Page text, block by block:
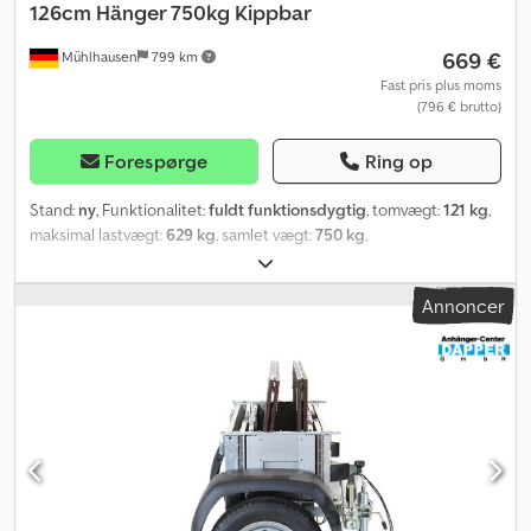
Mühlhausen 799 km
126cm Hänger 750kg Kippbar
669 €
Fast pris plus moms
(796 € brutto)
Forespørge Ring op
Stand: ny, Funktionalitet:fuldt funktionsdygtig, tomvægt:121 kg,
maksimal lastvægt:629 kg , samlet vægt:750 kg
, længde af lastrum:
læsningsbredde:1.260 mm, lastepladshøjde:300 mm,
, Leveringsomfang: 1x Biltrailer Basic 201 – 750
Biltraileren Basic 750 kg fra Martz er den ideelle løsning til alle
dine transportbehov. Uanset om du skal bortskaffe haveaffald,
transportere byggematerialer eller planlægge en flytning, tilbyder
denne kassetrailer dig den nødvendige fleksibilitet og robusthed.
Med en nyttelast på 629 kg kan du uden problemer transportere
tunge laster. Lastefladen måler 2010 mm i længden og 1260 mm i
bredden, hvilket giver tilstrækkelig plads til forskellige typer gods.
Annoncer